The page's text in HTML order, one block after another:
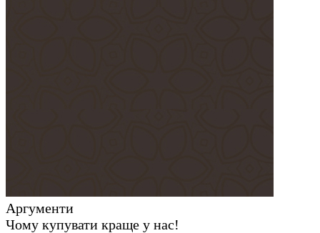
Аргументи
Чому купувати краще у нас!